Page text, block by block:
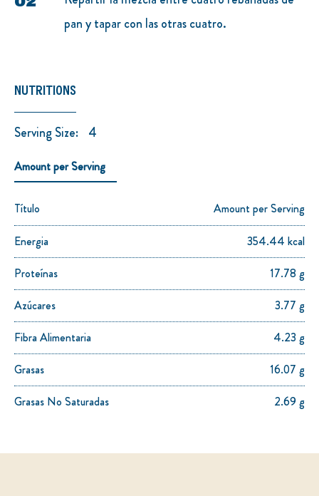
pan y tapar con las otras cuatro.
NUTRITIONS
Serving Size: 4
Amount per Serving
Título
Amount per Serving
Energia
354.44 kcal
Proteínas
17.78 g
Azúcares
3.77 g
Fibra Alimentaria
4.23 g
Grasas
16.07 g
Grasas No Saturadas
2.69 g